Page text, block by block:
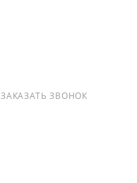
ЗАКАЗАТЬ ЗВОНОК